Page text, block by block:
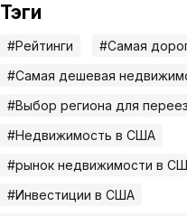
Тэги
#Рейтинги
#Самая
#Самая дешевая
#Выбор региона для
#Недвижимость в США
#рынок недвижимости в
#Инвестиции в США